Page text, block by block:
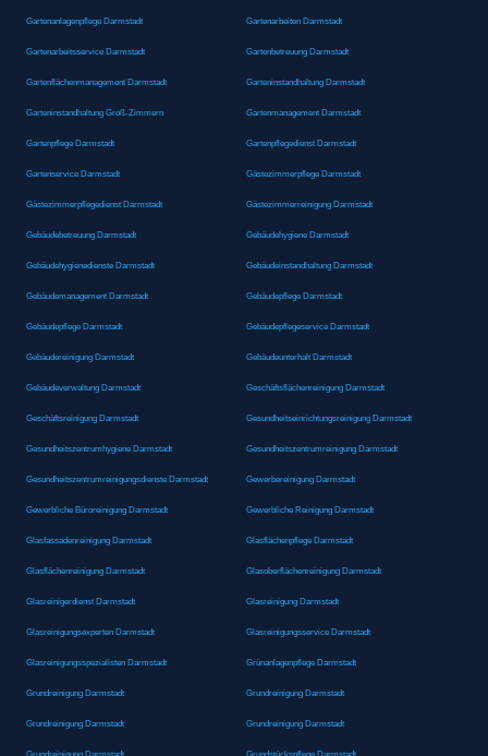
Gartenanlagenpflege Darmstadt Gartenarbeiten Darmstadt
Gartenarbeitsservice Darmstadt Gartenbetreuung Darmstadt
Gartenflächenmanagement Darmstadt Garteninstandhaltung Darmstadt
Garteninstandhaltung Groß-Zimmern Gartenmanagement Darmstadt
Gartenpflege Darmstadt Gartenpflegedienst Darmstadt
Gartenservice Darmstadt Gästezimmerpflege Darmstadt
Gästezimmerpflegedienst Darmstadt Gästezimmerreinigung Darmstadt
Gebäudebetreuung Darmstadt Gebäudehygiene Darmstadt
Gebäudehygienedienste Darmstadt Gebäudeinstandhaltung Darmstadt
Gebäudemanagement Darmstadt Gebäudepflege Darmstadt
Gebäudepflege Darmstadt Gebäudepflegeservice Darmstadt
Gebäudereinigung Darmstadt Gebäudeunterhalt Darmstadt
Gebäudeverwaltung Darmstadt Geschäftsflächenreinigung Darmstadt
Geschäftsreinigung Darmstadt Gesundheitseinrichtungsreinigung Darmstadt
Gesundheitszentrumhygiene Darmstadt Gesundheitszentrumreinigung Darmstadt
Gesundheitszentrumreinigungsdienste Darmstadt Gewerbereinigung Darmstadt
Gewerbliche Büroreinigung Darmstadt Gewerbliche Reinigung Darmstadt
Glasfassadenreinigung Darmstadt Glasflächenpflege Darmstadt
Glasflächenreinigung Darmstadt Glasoberflächenreinigung Darmstadt
Glasreinigerdienst Darmstadt Glasreinigung Darmstadt
Glasreinigungsexperten Darmstadt Glasreinigungsservice Darmstadt
Glasreinigungsspezialisten Darmstadt Grünanlagenpflege Darmstadt
Grundreinigung Darmstadt Grundreinigung Darmstadt
Grundreinigung Darmstadt Grundreinigung Darmstadt